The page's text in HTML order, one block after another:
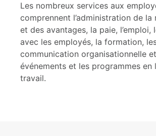
Les nombreux services aux
comprennent l’administration de la
et des avantages, la paie, l’emploi,
avec les employés, la formation,
communication organisationnelle
événements et les programmes en
travail.